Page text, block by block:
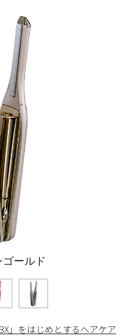
ゴールド
」をはじめとするヘアケア